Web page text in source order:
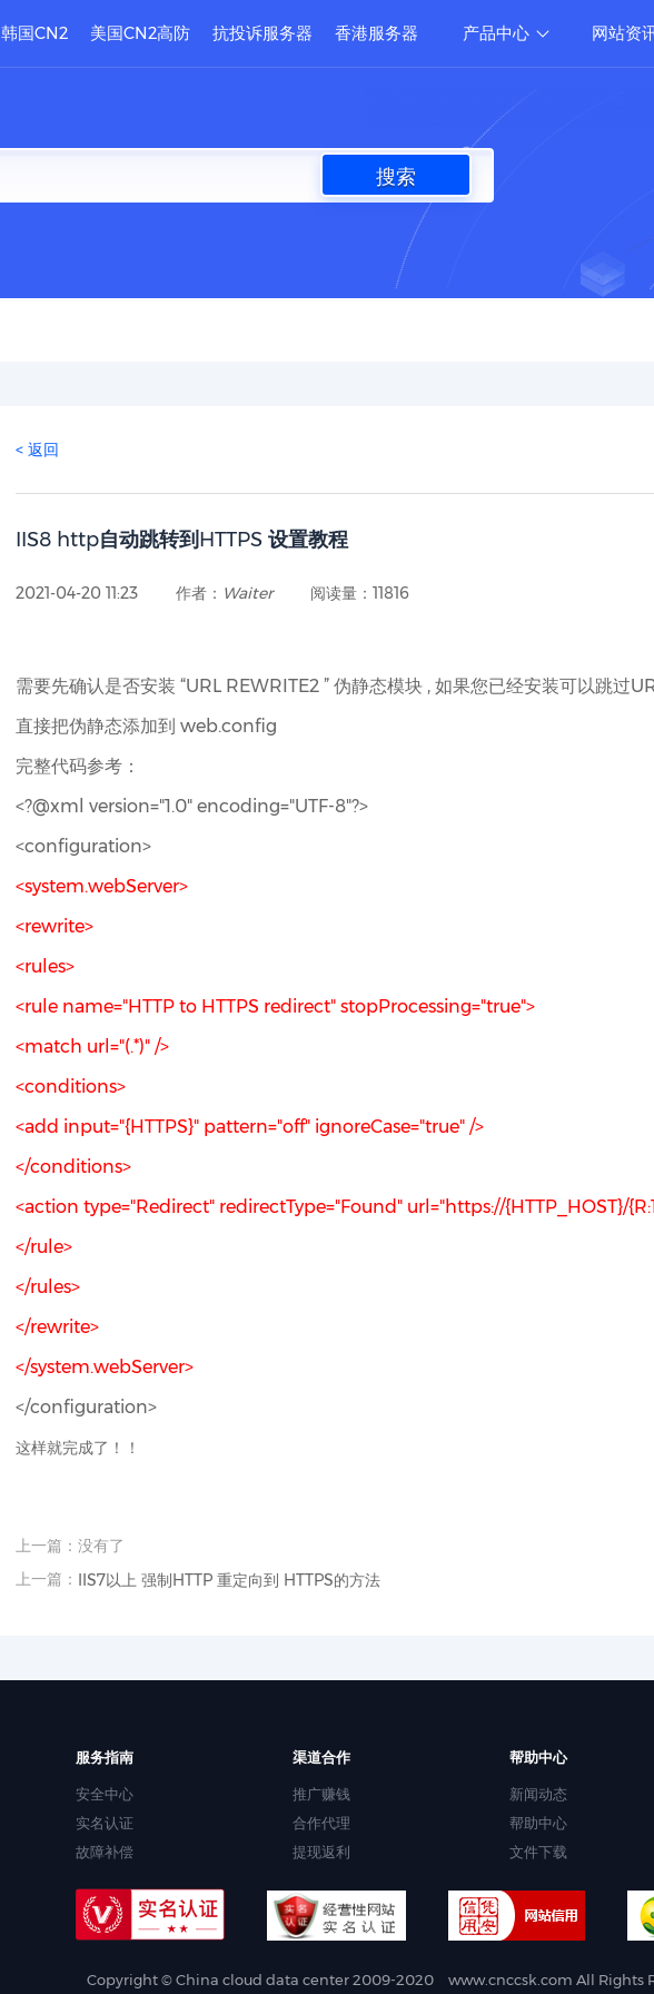
韩国CN2 美国CN2高防 抗投诉服务器 香港服务器 产品中心 网站资
搜索
< 返回
IIS8 http自动跳转到HTTPS 设置教程
2021-04-20 11:23 作者： Waiter 阅读量：11816
需要先确认是否安装 “URL REWRITE2 ” 伪静态模块 , 如果您已经安装可以跳过
直接把伪静态添加到 web.config
完整代码参考：
<?@xml version="1.0" encoding="UTF-8"?>
<configuration>
<system.webServer>
<rewrite>
<rules>
<rule name="HTTP to HTTPS redirect" stopProcessing="true">
<match url="(.*)" />
<conditions>
<add input="{HTTPS}" pattern="off" ignoreCase="true" />
</conditions>
<action type="Redirect" redirectType="Found" url="https://{HTTP_HOST}/
</rule>
</rules>
</rewrite>
</system.webServer>
</configuration>
这样就完成了！！
上一篇：没有了
上一篇： IIS7以上 强制HTTP 重定向到 HTTPS的方法
服务指南
安全中心
实名认证
故障补偿
渠道合作
推广赚钱
合作代理
提现返利
帮助中心
新闻动态
帮助中心
文件下载
Copyright © China cloud data center 2009-2020 www.cnccsk.com All Rights